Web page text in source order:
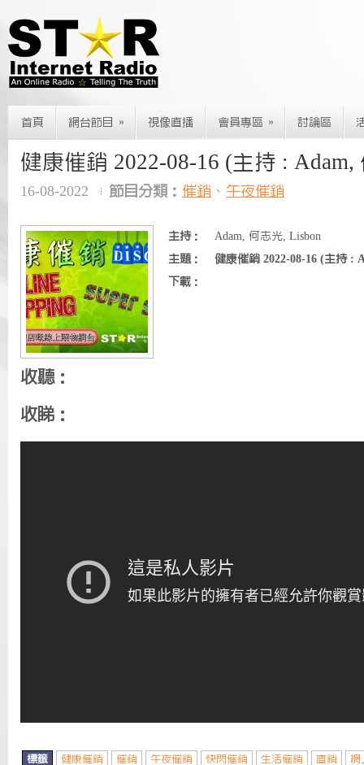
首頁 網台節目 » 視像直播 會員專區 » 討論區
健康催銷 2022-08-16 (主持 : Adam,
16-08-2022 節目分類： 催銷 、 午夜催銷
主持：
Adam, 何志光, Lisbon
主題：
健康催銷 2022-08-16 (主持 :
下載：
收聽：
收睇：
標籤 健康催銷 催銷 午夜催銷 快閃催銷 生活催銷 直銷
網